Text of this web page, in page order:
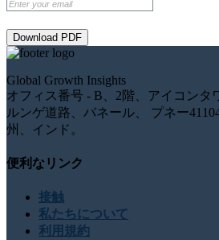
Download PDF
Global Growth Insights
オフィス番号 - B、2階、アイコンタ
ルンゲ道路、バネール、 プネー
州、インド。
便利なリンク
接触
私たちについて
利用規約